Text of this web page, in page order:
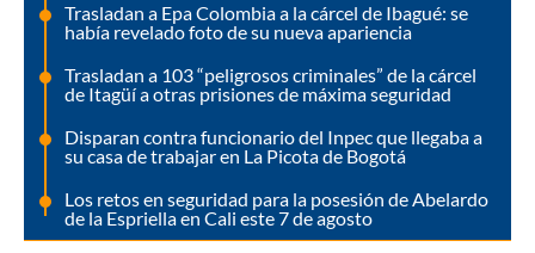
Trasladan a Epa Colombia a la cárcel de Ibagué: se
había revelado foto de su nueva apariencia
Trasladan a 103 “peligrosos criminales” de la cárcel
de Itagüí a otras prisiones de máxima seguridad
Disparan contra funcionario del Inpec que llegaba a
su casa de trabajar en La Picota de Bogotá
Los retos en seguridad para la posesión de Abelardo
de la Espriella en Cali este 7 de agosto